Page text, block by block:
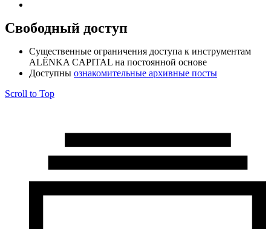
Свободный доступ
Cущественные ограничения доступа к инструментам
ALЁNKA CAPITAL на постоянной основе
Доступны ознакомительные архивные посты
Scroll to Top